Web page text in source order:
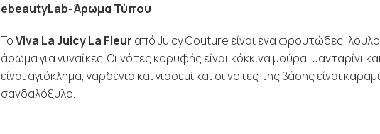
ebeautyLab-Άρωμα Τύπου
ΤοViva La Juicy La Fleur από Juicy Couture είναι ένα φρουτώδες,
άρωμα για γυναίκες. Οι νότες κορυφής είναι κόκκινα μούρα, μανταρίνι
είναι αγιόκλημα, γαρδένια και γιασεμί και οι νότες της βάσης είναι
σανδαλόξυλο.